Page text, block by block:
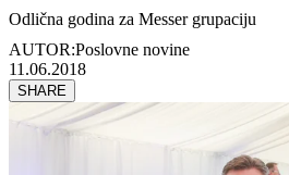
Odlična godina za Messer grupaciju
AUTOR:Poslovne novine
11.06.2018
SHARE